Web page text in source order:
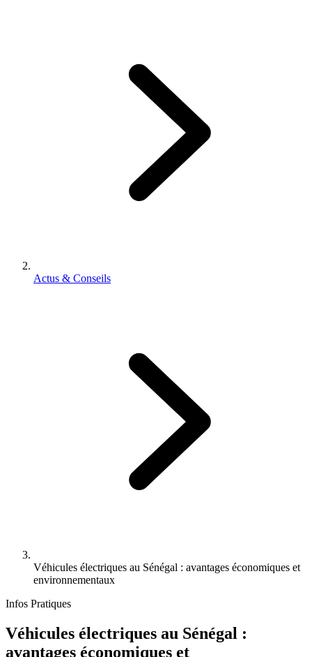
Actus & Conseils
Véhicules électriques au Sénégal : avantages économiques et
environnementaux
Infos Pratiques
Véhicules électriques au Sénégal :
avantages économiques et